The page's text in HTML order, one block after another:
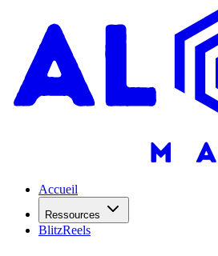
Accueil
Ressources
BlitzReels